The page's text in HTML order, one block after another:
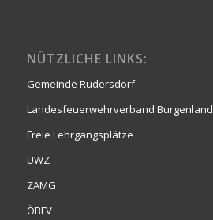
NÜTZLICHE LINKS:
Gemeinde Rudersdorf
Landesfeuerwehrverband Burgenland
Freie Lehrgangsplätze
UWZ
ZAMG
ÖBFV